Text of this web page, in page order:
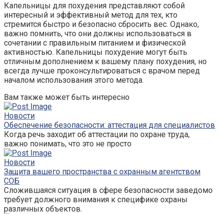
Капельницы для похудения представляют собой
интересный и эффективный метод для тех, кто
стремится быстро и безопасно сбросить вес. Однако,
важно помнить, что они должны использоваться в
сочетании с правильным питанием и физической
активностью. Капельницы похудение могут быть
отличным дополнением к вашему плану похудения, но
всегда лучше проконсультироваться с врачом перед
началом использования этого метода.
Вам также может быть интересно
Новости
Обеспечение безопасности: аттестация для специалистов
Когда речь заходит об аттестации по охране труда,
важно понимать, что это не просто
Новости
Защита вашего пространства с охранным агентством
СОБ
Сложившаяся ситуация в сфере безопасности заведомо
требует должного внимания к специфике охраны
различных объектов.